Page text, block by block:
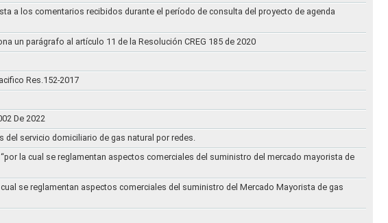
a los comentarios recibidos durante el período de consulta del proyecto de agenda
un parágrafo al artículo 11 de la Resolución CREG 185 de 2020
Res.152-2017
De 2022
del servicio domiciliario de gas natural por redes.
la cual se reglamentan aspectos comerciales del suministro del mercado mayorista de
se reglamentan aspectos comerciales del suministro del Mercado Mayorista de gas